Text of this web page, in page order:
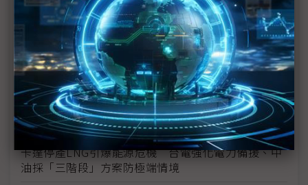
伊朗戰火難停歇 川普召集洛克希德、RTX等國防大
無人機蜂群效益顯現 台灣獨缺指管系統自主化體系
美軍逆向仿製伊朗無人機Shahed LUCAS低成本蜂
群戰術建功
卡達停產LNG引爆能源危機 台電強化電力備援、中
油採「三階段」方案防極端情境